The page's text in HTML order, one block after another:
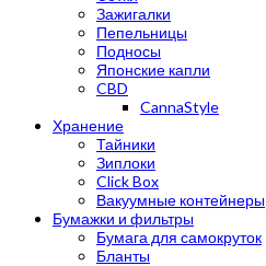
Зажигалки
Пепельницы
Подносы
Японские капли
CBD
CannaStyle
Хранение
Тайники
Зиплоки
Click Box
Вакуумные контейнеры
Бумажки и фильтры
Бумага для самокруток
Бланты